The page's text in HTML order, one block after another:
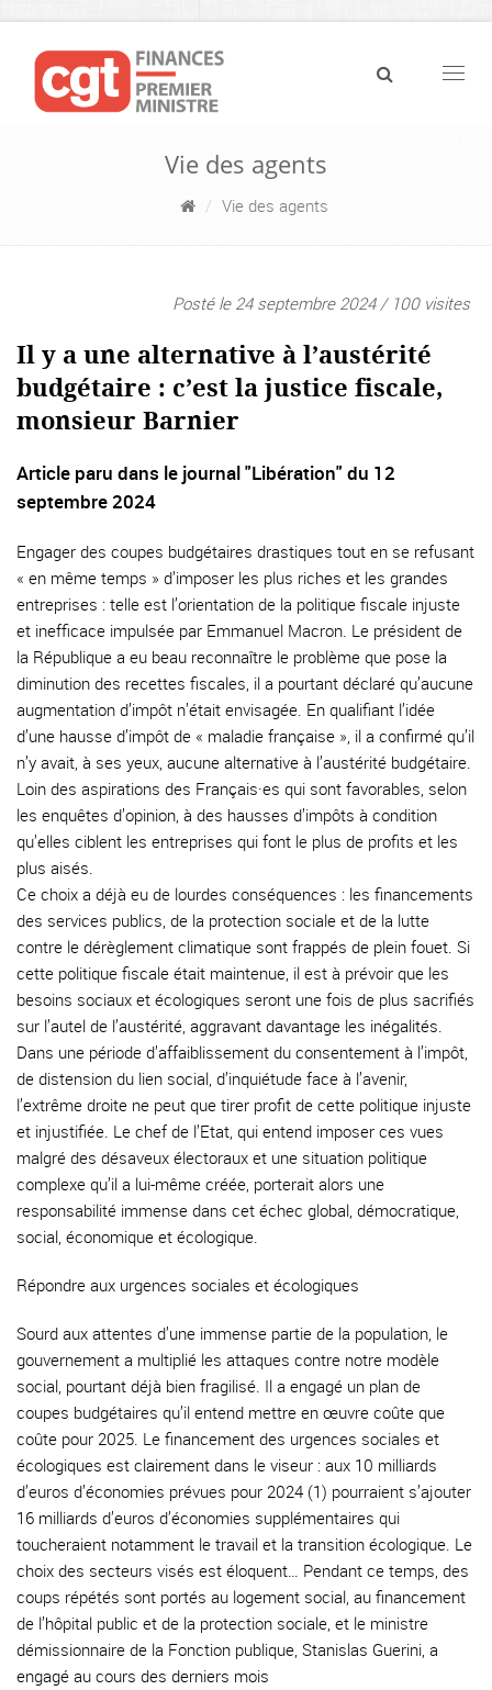
Vie des agents
Vie des agents
Posté le 24 septembre 2024 / 100 visites
Il y a une alternative à l’austérité
budgétaire : c’est la justice fiscale,
monsieur Barnier
Article paru dans le journal "Libération" du 12
septembre 2024
Engager des coupes budgétaires drastiques tout en se refusant
« en même temps » d’imposer les plus riches et les grandes
entreprises : telle est l’orientation de la politique fiscale injuste
et inefficace impulsée par Emmanuel Macron. Le président de
la République a eu beau reconnaître le problème que pose la
diminution des recettes fiscales, il a pourtant déclaré qu’aucune
augmentation d’impôt n’était envisagée. En qualifiant l’idée
d’une hausse d’impôt de « maladie française », il a confirmé qu’il
n’y avait, à ses yeux, aucune alternative à l’austérité budgétaire.
Loin des aspirations des Français·es qui sont favorables, selon
les enquêtes d’opinion, à des hausses d’impôts à condition
qu’elles ciblent les entreprises qui font le plus de profits et les
plus aisés.
Ce choix a déjà eu de lourdes conséquences : les financements
des services publics, de la protection sociale et de la lutte
contre le dérèglement climatique sont frappés de plein fouet. Si
cette politique fiscale était maintenue, il est à prévoir que les
besoins sociaux et écologiques seront une fois de plus sacrifiés
sur l’autel de l’austérité, aggravant davantage les inégalités.
Dans une période d’affaiblissement du consentement à l’impôt,
de distension du lien social, d’inquiétude face à l’avenir,
l’extrême droite ne peut que tirer profit de cette politique injuste
et injustifiée. Le chef de l’Etat, qui entend imposer ces vues
malgré des désaveux électoraux et une situation politique
complexe qu’il a lui-même créée, porterait alors une
responsabilité immense dans cet échec global, démocratique,
social, économique et écologique.
Répondre aux urgences sociales et écologiques
Sourd aux attentes d’une immense partie de la population, le
gouvernement a multiplié les attaques contre notre modèle
social, pourtant déjà bien fragilisé. Il a engagé un plan de
coupes budgétaires qu’il entend mettre en œuvre coûte que
coûte pour 2025. Le financement des urgences sociales et
écologiques est clairement dans le viseur : aux 10 milliards
d’euros d’économies prévues pour 2024 (1) pourraient s’ajouter
16 milliards d’euros d’économies supplémentaires qui
toucheraient notamment le travail et la transition écologique. Le
choix des secteurs visés est éloquent… Pendant ce temps, des
coups répétés sont portés au logement social, au financement
de l’hôpital public et de la protection sociale, et le ministre
démissionnaire de la Fonction publique, Stanislas Guerini, a
engagé au cours des derniers mois